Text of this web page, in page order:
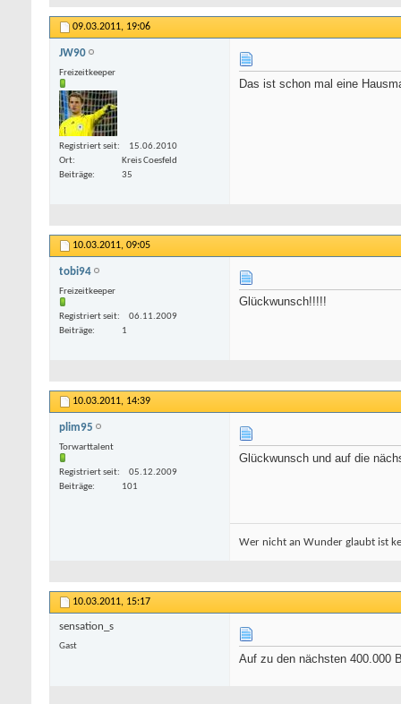
09.03.2011, 19:06
JW90
Freizeitkeeper
Registriert seit
15.06.2010
Ort
Kreis Coesfeld
Beiträge
35
Das ist schon mal eine
10.03.2011, 09:05
tobi94
Freizeitkeeper
Registriert seit
06.11.2009
Beiträge
1
Glückwunsch!!!!!
10.03.2011, 14:39
plim95
Torwarttalent
Registriert seit
05.12.2009
Beiträge
101
Glückwunsch und auf die
Wer nicht an Wunder glaubt ist
10.03.2011, 15:17
sensation_s
Gast
Auf zu den nächsten 400.000